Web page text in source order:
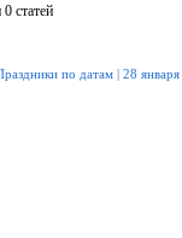
статей
по датам | 28 января